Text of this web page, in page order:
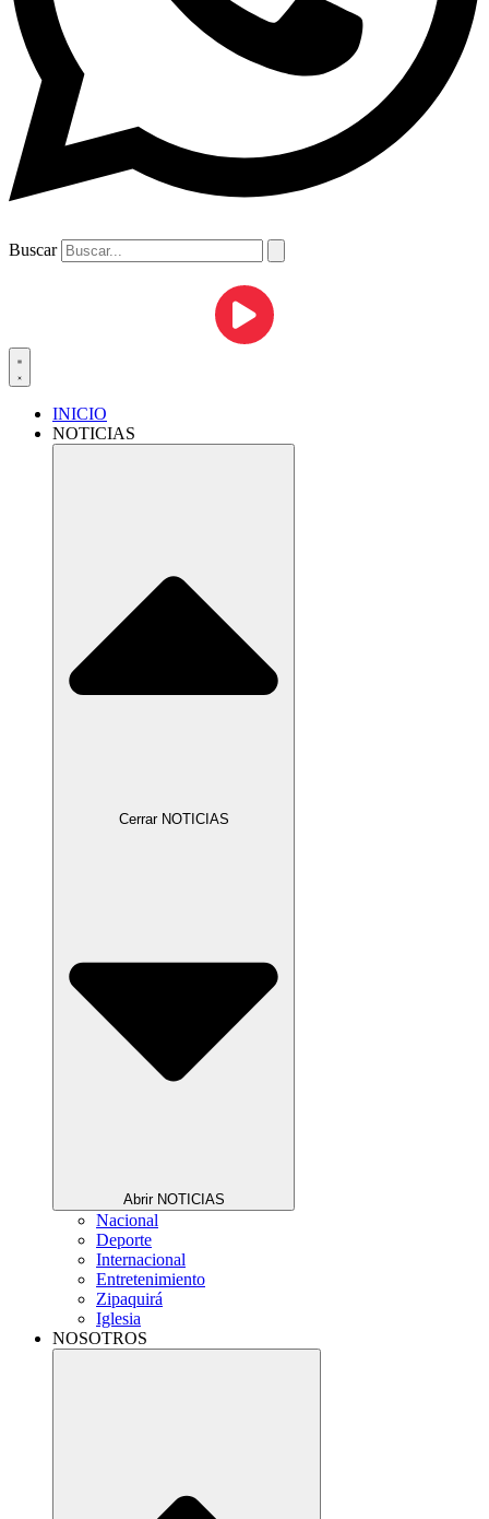
Buscar
INICIO
NOTICIAS
Cerrar NOTICIAS
Abrir NOTICIAS
Nacional
Deporte
Internacional
Entretenimiento
Zipaquirá
Iglesia
NOSOTROS